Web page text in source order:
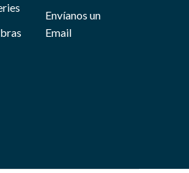
Envíanos un
Email